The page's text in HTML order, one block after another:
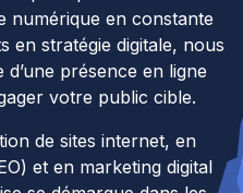
numérique en constante
en stratégie digitale, nous
présence en ligne
votre public cible.
de sites internet, en
et en marketing digital